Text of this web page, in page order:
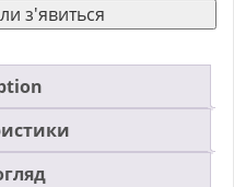
з'явиться